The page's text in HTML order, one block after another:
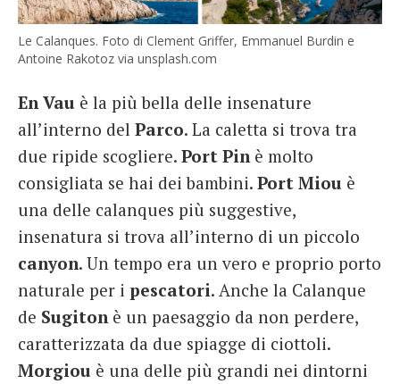
Le Calanques. Foto di Clement Griffer, Emmanuel Burdin e
Antoine Rakotoz via unsplash.com
En Vau è la più bella delle insenature
all’interno del Parco. La caletta si trova tra
due ripide scogliere. Port Pin è molto
consigliata se hai dei bambini. Port Miou è
una delle calanques più suggestive,
insenatura si trova all’interno di un piccolo
canyon. Un tempo era un vero e proprio porto
naturale per i pescatori. Anche la Calanque
de Sugiton è un paesaggio da non perdere,
caratterizzata da due spiagge di ciottoli.
Morgiou è una delle più grandi nei dintorni